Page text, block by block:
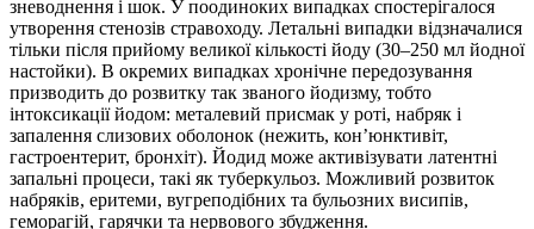
зневоднення і шок. У поодиноких випадках спостерігалося
утворення стенозів стравоходу. Летальні випадки відзначалися
тільки після прийому великої кількості йоду (30–250 мл йодної
настойки). В окремих випадках хронічне передозування
призводить до розвитку так званого йодизму, тобто
інтоксикації йодом: металевий присмак у роті, набряк і
запалення слизових оболонок (нежить, кон’юнктивіт,
гастроентерит, бронхіт). Йодид може активізувати латентні
запальні процеси, такі як туберкульоз. Можливий розвиток
набряків, еритеми, вугреподібних та бульозних висипів,
геморагій, гарячки та нервового збудження.